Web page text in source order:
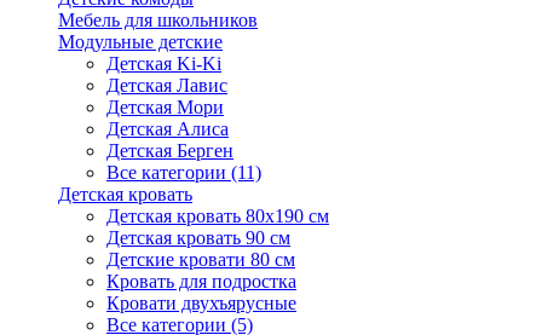
Мебель для школьников
Модульные детские
Детская Ki-Ki
Детская Лавис
Детская Мори
Детская Алиса
Детская Берген
Все категории (11)
Детская кровать
Детская кровать 80х190 см
Детская кровать 90 см
Детские кровати 80 см
Кровать для подростка
Кровати двухъярусные
Все категории (5)